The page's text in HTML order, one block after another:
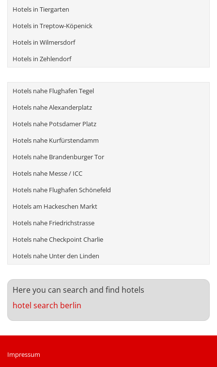
Hotels in Tiergarten
Hotels in Treptow-Köpenick
Hotels in Wilmersdorf
Hotels in Zehlendorf
Hotels nahe Flughafen Tegel
Hotels nahe Alexanderplatz
Hotels nahe Potsdamer Platz
Hotels nahe Kurfürstendamm
Hotels nahe Brandenburger Tor
Hotels nahe Messe / ICC
Hotels nahe Flughafen Schönefeld
Hotels am Hackeschen Markt
Hotels nahe Friedrichstrasse
Hotels nahe Checkpoint Charlie
Hotels nahe Unter den Linden
Here you can search and find hotels
hotel search berlin
Impressum